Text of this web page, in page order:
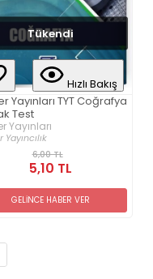
Tükendi
Hızlı Bakış
Yayınları TYT Coğrafya
Test
Yayınları
6,00 TL
5,10 TL
GELİNCE HABER VER